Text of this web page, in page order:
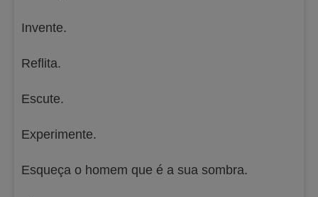
Invente.
Reflita.
Escute.
Experimente.
Esqueça o homem que é a sua sombra.